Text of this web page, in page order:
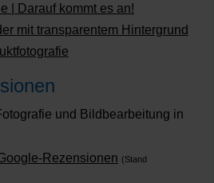
| Darauf kommt es an!
mit transparentem Hintergrund
und Bildbearbeitung in
Rezensionen (Stand